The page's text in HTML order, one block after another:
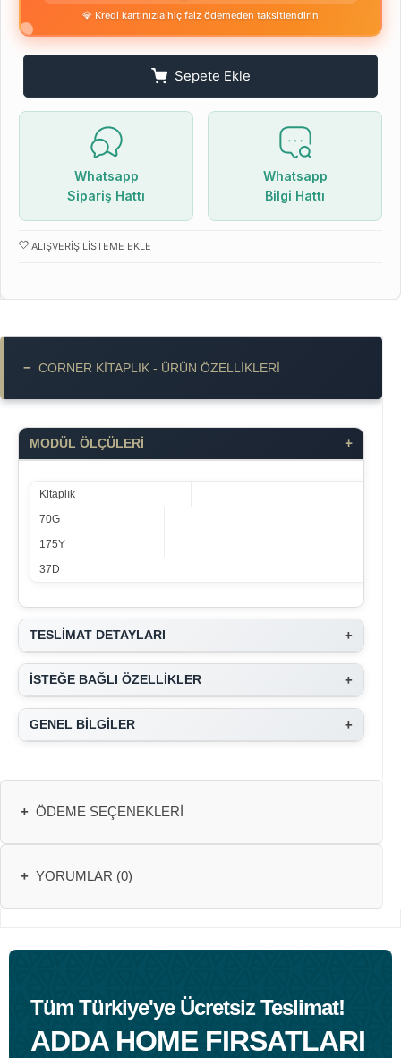
💎 Kredi kartınızla hiç faiz ödemeden taksitlendirin
Sepete Ekle
Whatsapp
Sipariş Hattı
Whatsapp
Bilgi Hattı
ALIŞVERIŞ LISTEME EKLE
− CORNER KITAPLIK - ÜRÜN ÖZELLIKLERI
MODÜL ÖLÇÜLERİ +
Kitaplık
70G
175Y
37D
TESLİMAT DETAYLARI +
İSTEĞE BAĞLI ÖZELLİKLER +
GENEL BİLGİLER +
+ ÖDEME SEÇENEKLERI
+ YORUMLAR (0)
Tüm Türkiye'ye Ücretsiz Teslimat!
ADDA HOME FIRSATLARI